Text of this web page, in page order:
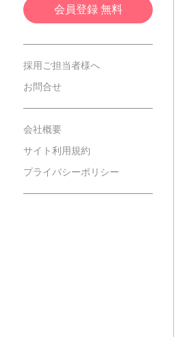
会員登録 無料
採用ご担当者様へ
お問合せ
会社概要
サイト利用規約
プライバシーポリシー